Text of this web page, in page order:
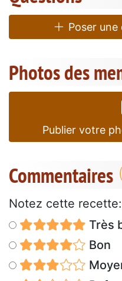
Poser
Photos des
Publier votre
Commentaires
Notez cette recette:
Très
Bon